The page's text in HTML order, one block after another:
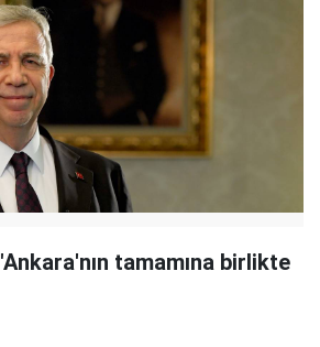
tamamına birlikte